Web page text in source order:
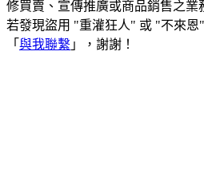
修買賣、宣傳推廣或商品銷售之業
若發現盜用 "重灌狂人" 或 "不來恩
「 與我聯繫 」，謝謝！